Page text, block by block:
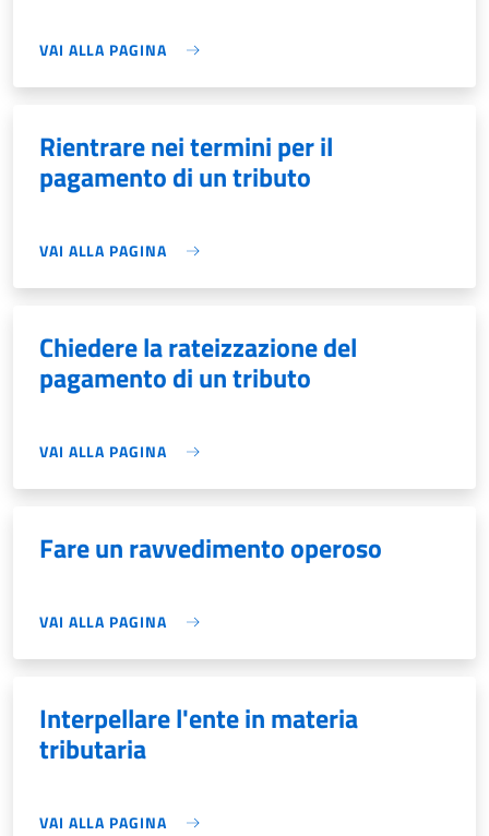
VAI ALLA PAGINA
Rientrare nei termini per il
pagamento di un tributo
VAI ALLA PAGINA
Chiedere la rateizzazione del
pagamento di un tributo
VAI ALLA PAGINA
Fare un ravvedimento operoso
VAI ALLA PAGINA
Interpellare l'ente in materia
tributaria
VAI ALLA PAGINA